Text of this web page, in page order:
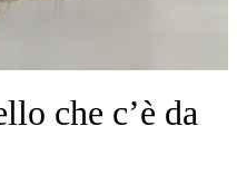
che c’è da